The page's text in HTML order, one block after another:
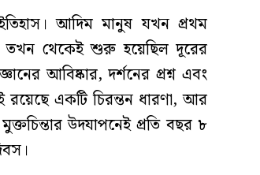
আদিম মানুষ যখন প্রথম
তখন থেকেই শুরু হয়েছিল দূরের
আবিষ্কার, দর্শনের প্রশ্ন এবং
রয়েছে একটি চিরন্তন ধারণা, আর
উদযাপনেই প্রতি বছর ৮